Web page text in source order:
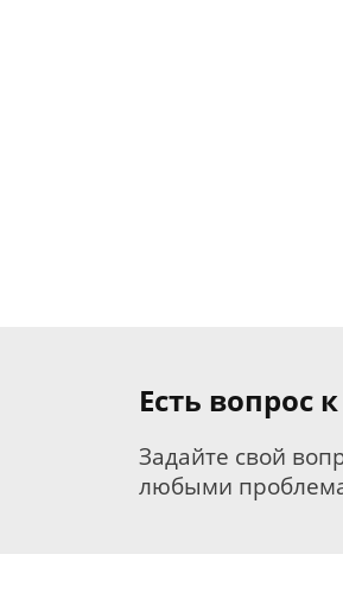
Есть вопрос
Задайте свой
любыми